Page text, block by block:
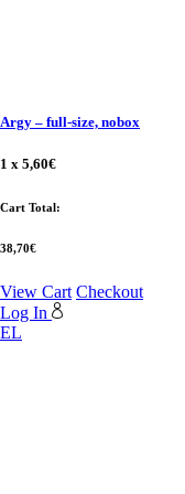
Argy – full-size, nobox
1 x 5,60€
Cart Total:
38,70€
View Cart Checkout
Log In
EL